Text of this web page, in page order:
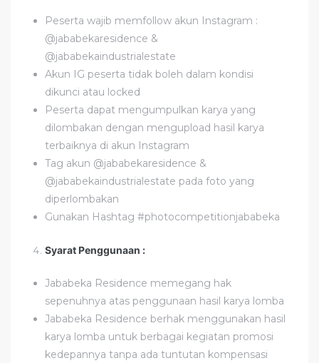
Peserta wajib memfollow akun Instagram :
@jababekaresidence &
@jababekaindustrialestate
Akun IG peserta tidak boleh dalam kondisi
dikunci atau locked
Peserta dapat mengumpulkan karya yang
dilombakan dengan mengupload hasil karya
terbaiknya di akun Instagram
Tag akun @jababekaresidence &
@jababekaindustrialestate pada foto yang
diperlombakan
Gunakan Hashtag #photocompetitionjababeka
Syarat Penggunaan :
Jababeka Residence memegang hak
sepenuhnya atas penggunaan hasil karya lomba
Jababeka Residence berhak menggunakan hasil
karya lomba untuk berbagai kegiatan promosi
kedepannya tanpa ada tuntutan kompensasi